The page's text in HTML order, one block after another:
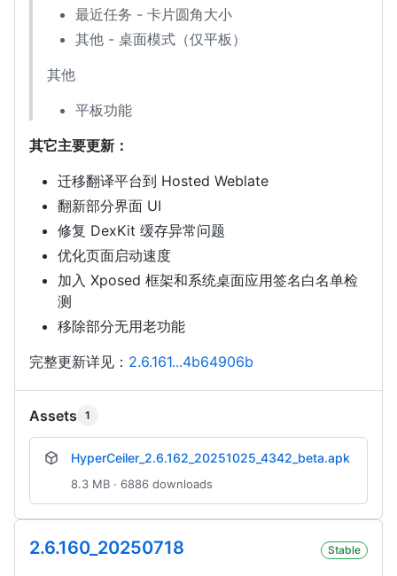
最近任务 - 卡片圆角大小
其他 - 桌面模式（仅平板）
其他
平板功能
其它主要更新：
迁移翻译平台到 Hosted Weblate
翻新部分界面 UI
修复 DexKit 缓存异常问题
优化页面启动速度
加入 Xposed 框架和系统桌面应用签名白名单检
测
移除部分无用老功能
完整更新详见： 2.6.161...4b64906b
Assets 1
HyperCeiler_2.6.162_20251025_4342_beta.apk
8.3 MB · 6886 downloads
2.6.160_20250718 Stable